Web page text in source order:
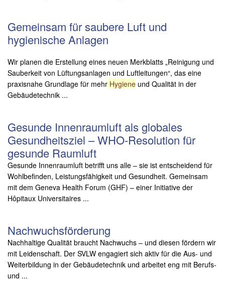
Gemeinsam für saubere Luft und
hygienische Anlagen
Wir planen die Erstellung eines neuen Merkblatts „Reinigung und
Sauberkeit von Lüftungsanlagen und Luftleitungen“, das eine
praxisnahe Grundlage für mehr Hygiene und Qualität in der
Gebäudetechnik ...
Gesunde Innenraumluft als globales
Gesundheitsziel – WHO-Resolution für
gesunde Raumluft
Gesunde Innenraumluft betrifft uns alle – sie ist entscheidend für
Wohlbefinden, Leistungsfähigkeit und Gesundheit. Gemeinsam
mit dem Geneva Health Forum (GHF) – einer Initiative der
Hôpitaux Universitaires ...
Nachwuchsförderung
Nachhaltige Qualität braucht Nachwuchs – und diesen fördern wir
mit Leidenschaft. Der SVLW engagiert sich aktiv für die Aus- und
Weiterbildung in der Gebäudetechnik und arbeitet eng mit Berufs-
und ...